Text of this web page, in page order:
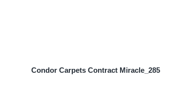
Condor Carpets Contract Miracle_285